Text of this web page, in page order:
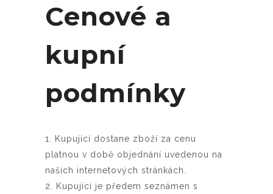
Cenové a
kupní
podmínky
1. Kupující dostane zboží za cenu
platnou v době objednání uvedenou na
našich internetových stránkách.
2. Kupující je předem seznámen s